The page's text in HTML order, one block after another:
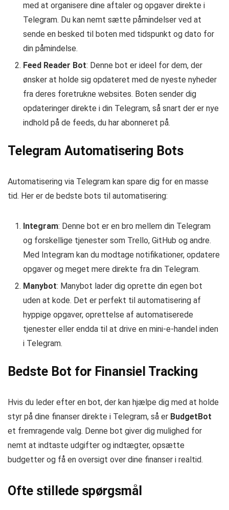
med at organisere dine aftaler og opgaver direkte i
Telegram. Du kan nemt sætte påmindelser ved at
sende en besked til boten med tidspunkt og dato for
din påmindelse.
Feed Reader Bot: Denne bot er ideel for dem, der
ønsker at holde sig opdateret med de nyeste nyheder
fra deres foretrukne websites. Boten sender dig
opdateringer direkte i din Telegram, så snart der er nye
indhold på de feeds, du har abonneret på.
Telegram Automatisering Bots
Automatisering via Telegram kan spare dig for en masse
tid. Her er de bedste bots til automatisering:
Integram: Denne bot er en bro mellem din Telegram
og forskellige tjenester som Trello, GitHub og andre.
Med Integram kan du modtage notifikationer, opdatere
opgaver og meget mere direkte fra din Telegram.
Manybot: Manybot lader dig oprette din egen bot
uden at kode. Det er perfekt til automatisering af
hyppige opgaver, oprettelse af automatiserede
tjenester eller endda til at drive en mini-e-handel inden
i Telegram.
Bedste Bot for Finansiel Tracking
Hvis du leder efter en bot, der kan hjælpe dig med at holde
styr på dine finanser direkte i Telegram, så er BudgetBot
et fremragende valg. Denne bot giver dig mulighed for
nemt at indtaste udgifter og indtægter, opsætte
budgetter og få en oversigt over dine finanser i realtid.
Ofte stillede spørgsmål